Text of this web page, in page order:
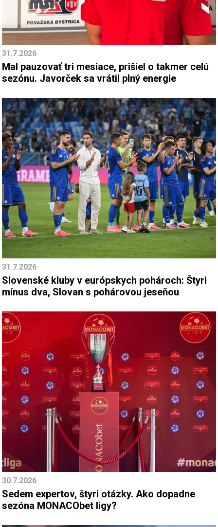
31.7.2026
Mal pauzovať tri mesiace, prišiel o takmer celú
sezónu. Javorček sa vrátil plný energie
31.7.2026
Slovenské kluby v európskych pohároch: Štyri
mínus dva, Slovan s pohárovou jeseňou
30.7.2026
Sedem expertov, štyri otázky. Ako dopadne
sezóna MONACObet ligy?